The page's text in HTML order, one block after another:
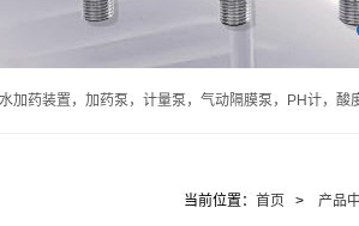
加药装置，加药泵，计量泵，气动隔膜泵，PH计，酸
当前位置： 首页 > 产品